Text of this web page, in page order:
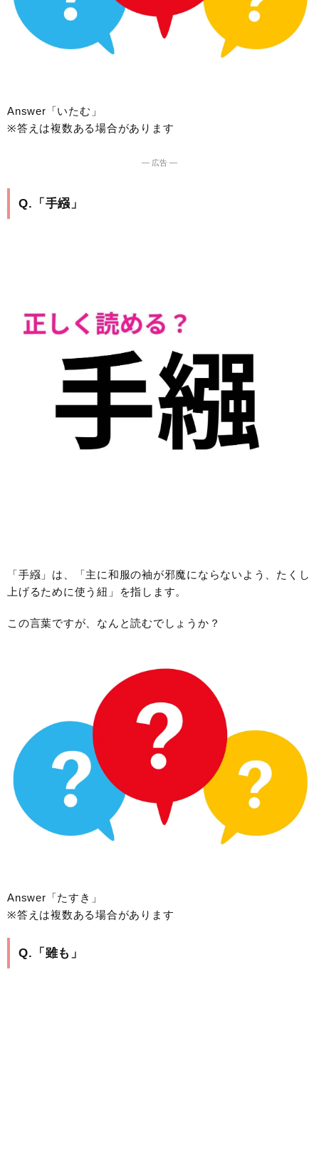
Answer「いたむ」
※答えは複数ある場合があります
― 広告 ―
Q.「手繦」
「手繦」は、「主に和服の袖が邪魔にならないよう、たくし
上げるために使う紐」を指します。
この言葉ですが、なんと読むでしょうか？
Answer「たすき」
※答えは複数ある場合があります
Q.「雖も」